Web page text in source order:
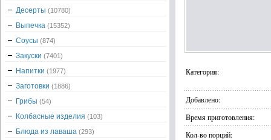
Категория:
Добавлено:
Время приготовления:
Кол-во порций:
Десерты (10780)
Выпечка (15352)
Соусы (874)
Закуски (7401)
Напитки (1977)
Заготовки (1886)
Грибы (54)
Колбасные изделия (103)
Блюда из лаваша (293)